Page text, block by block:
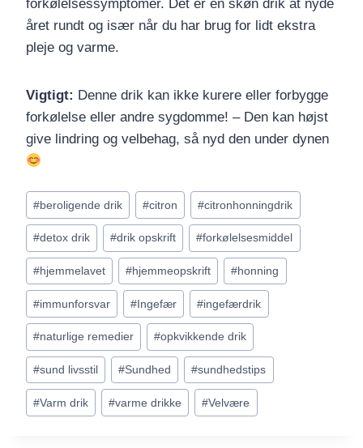
forkølelsessymptomer. Det er en skøn drik at nyde
året rundt og især når du har brug for lidt ekstra
pleje og varme.
Vigtigt: Denne drik kan ikke kurere eller forbygge
forkølelse eller andre sygdomme! – Den kan højst
give lindring og velbehag, så nyd den under dynen
Indlæg-
tags:
#beroligende drik #citron #citronhonningdrik
#detox drik #drik opskrift #forkølelsesmiddel
#hjemmelavet #hjemmeopskrift #honning
#immunforsvar #Ingefær #ingefærdrik
#naturlige remedier #opkvikkende drik
#sund livsstil #Sundhed #sundhedstips
#Varm drik #varme drikke #Velvære